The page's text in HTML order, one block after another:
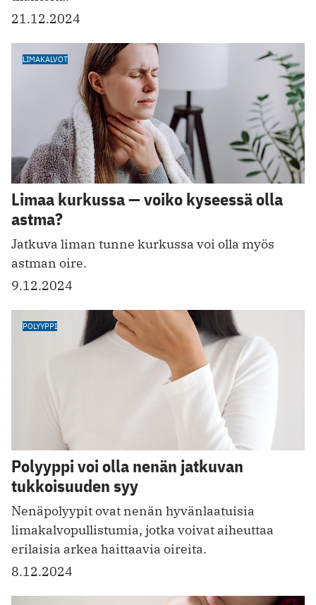
21.12.2024
LIMAKALVOT
Limaa kurkussa — voiko kyseessä olla
astma?
Jatkuva liman tunne kurkussa voi olla myös
astman oire.
9.12.2024
POLYYPPI
Polyyppi voi olla nenän jatkuvan
tukkoisuuden syy
Nenäpolyypit ovat nenän hyvänlaatuisia
limakalvopullistumia, jotka voivat aiheuttaa
erilaisia arkea haittaavia oireita.
8.12.2024